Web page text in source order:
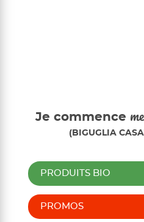
Je commence
(BIGUGLIA
PRODUITS BIO
PROMOS